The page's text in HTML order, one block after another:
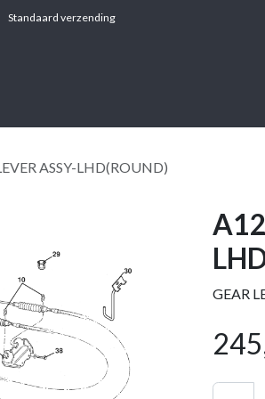
Standaard verzending
ASSY-LHD(ROUND)
GEAR